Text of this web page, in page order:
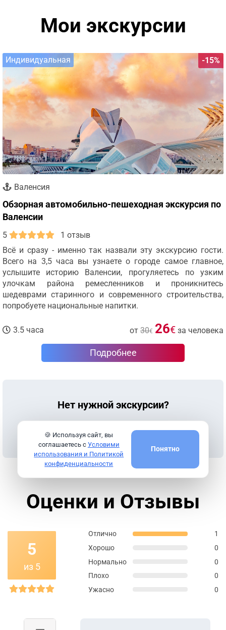
Мои экскурсии
-15%
Индивидуальная
Валенсия
Обзорная автомобильно-пешеходная экскурсия по
Валенсии
5
1 отзыв
Всё и сразу - именно так назвали эту экскурсию гости.
Всего на 3,5 часа вы узнаете о городе самое главное,
услышите историю Валенсии, прогуляетесь по узким
улочкам района ремесленников и проникнитесь
шедеврами старинного и современного строительства,
попробуете национальные напитки.
3.5 часа от 30€ 26€ за человека
Подробнее
Нет нужной экскурсии?
нужную экскурсию.
Оценки и Отзывы
5
из 5
Отлично
1
Хорошо
0
Нормально
0
Плохо
0
Ужасно
0
🍪 Используя сайт, вы
соглашаетесь с Условими
использования и Политикой
конфиденциальности
Понятно